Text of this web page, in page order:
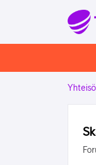
Yhteisö